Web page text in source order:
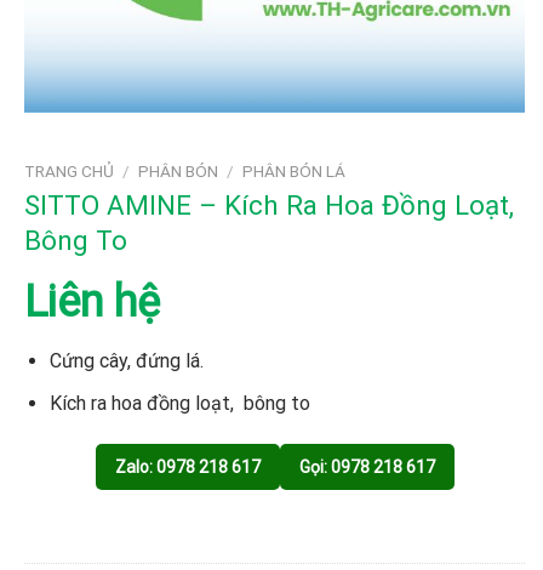
TRANG CHỦ / PHÂN BÓN / PHÂN BÓN LÁ
SITTO AMINE – Kích Ra Hoa Đồng Loạt,
Bông To
Liên hệ
Cứng cây, đứng lá.
Kích ra hoa đồng loạt, bông to
Zalo: 0978 218 617 Gọi: 0978 218 617